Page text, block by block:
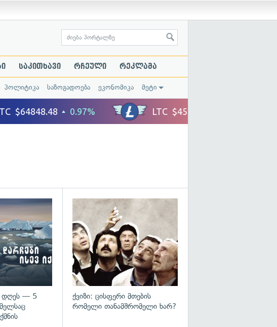
საკითხავი რჩეული რეკლამა
პოლიტიკა საზოგადოება ეკონომიკა მეტი
დღეს — 5
ქვიზი: ცისფერი მთების
რომელი თანამშრომელი ხარ?